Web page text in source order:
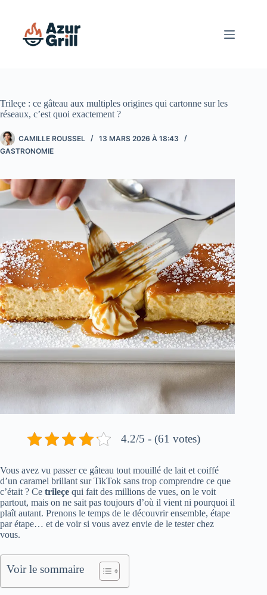
Trileçe : ce gâteau aux multiples origines qui cartonne sur les
réseaux, c’est quoi exactement ?
CAMILLE ROUSSEL
13 MARS 2026 À 18:43
GASTRONOMIE
4.2/5 - (61 votes)
Vous avez vu passer ce gâteau tout mouillé de lait et coiffé
d’un caramel brillant sur TikTok sans trop comprendre ce que
c’était ? Ce trileçe qui fait des millions de vues, on le voit
partout, mais on ne sait pas toujours d’où il vient ni pourquoi il
plaît autant. Prenons le temps de le découvrir ensemble, étape
par étape… et de voir si vous avez envie de le tester chez
vous.
Voir le sommaire